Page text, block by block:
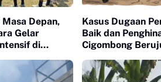
Depan,
Gelar
di
Kasus Dugaan
Baik dan
Cigombong